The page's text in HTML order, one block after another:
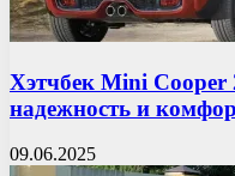
Хэтчбек Mini
надежность и
09.06.2025